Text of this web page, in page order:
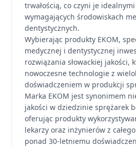
trwałością, co czyni je
wymagających środowiskach
dentystycznych.
Wybierając produkty EKOM,
medycznej i dentystycznej
rozwiązania słowackiej jakości,
nowoczesne technologie z
doświadczeniem w produkcji
Marka EKOM jest synonimem
jakości w dziedzinie sprężarek
oferując produkty
lekarzy oraz inżynierów z
ponad 30-letniemu